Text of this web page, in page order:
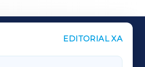
EDITORIAL XA